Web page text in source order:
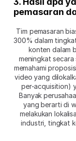
pemasaran
Tim pemasaran
300% dalam
konten dalam
meningkat
memahami
video yang
per-acquisition)
Banyak
yang berarti di
melakukan
industri, tingkat